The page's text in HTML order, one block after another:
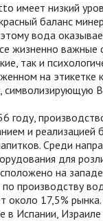
имеет низкий
баланс
вода
жизненно важные
так и
на
символизирующую
году,
и реализацией
Среди
для
на
по производству
около 17,5%
в Испании,